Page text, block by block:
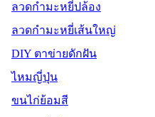
ลวดกำมะหยี่ปล้อง
ลวดกำมะหยี่เส้นใหญ่
DIY ตาข่ายดักฝัน
ไหมญี่ปุ่น
ขนไก่ย้อมสี